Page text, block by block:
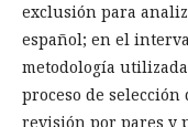
exclusión para
español; en el
metodología
proceso de
revisión por pares y